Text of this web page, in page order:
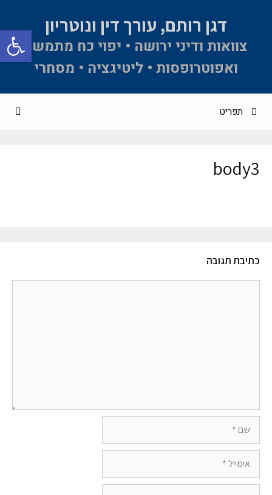
פתח דגן רותם, עורך דין ונוטריון
צוואות ודיני ירושה • יפוי כח מתמשך
ואפוטרופסות • ליטיגציה • מסחרי
תפריט
body3
כתיבת תגובה